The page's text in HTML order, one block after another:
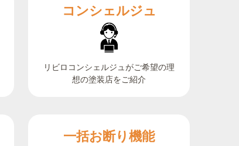
コンシェルジュ
リビロコンシェルジュがご希望の理
想の塗装店をご紹介
一括お断り機能